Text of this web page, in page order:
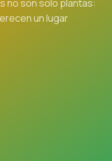
no son solo plantas:
un lugar